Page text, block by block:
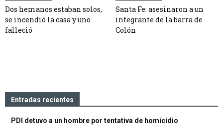
Dos hemanos estaban solos,
se incendió la casa y uno
falleció
Santa Fe: asesinaron a un
integrante de la barra de
Colón
Entradas recientes
PDI detuvo a un hombre por tentativa de homicidio